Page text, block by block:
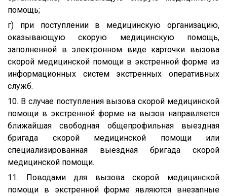
помощь;
г) при поступлении в медицинскую организацию,
оказывающую скорую медицинскую помощь,
заполненной в электронном виде карточки вызова
скорой медицинской помощи в экстренной форме из
информационных систем экстренных оперативных
служб.
10. В случае поступления вызова скорой медицинской
помощи в экстренной форме на вызов направляется
ближайшая свободная общепрофильная выездная
бригада скорой медицинской помощи или
специализированная выездная бригада скорой
медицинской помощи.
11. Поводами для вызова скорой медицинской
помощи в экстренной форме являются внезапные